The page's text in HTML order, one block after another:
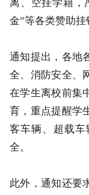
离、空挂学籍，
金”等各类赞助挂
通知提出，各地
全、消防安全、
在学生离校前集
育，重点提醒学
客车辆、超载
全。
此外，通知还要